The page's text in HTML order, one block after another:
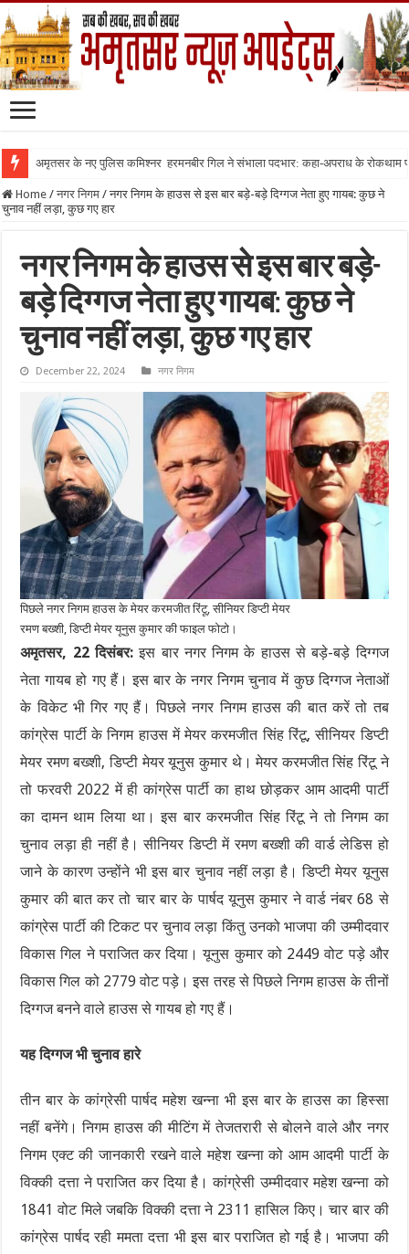
अमृतसर के नए पुलिस कमिश्नर हरमनबीर गिल ने संभाला पदभार: कहा-अपराध के रोकथाम
Home / नगर निगम / नगर निगम के हाउस से इस बार बड़े-बड़े दिग्गज नेता हुए गायब: कुछ ने
चुनाव नहीं लड़ा, कुछ गए हार
नगर निगम के हाउस से इस बार बड़े-
बड़े दिग्गज नेता हुए गायब: कुछ ने
चुनाव नहीं लड़ा, कुछ गए हार
December 22, 2024 नगर निगम
पिछले नगर निगम हाउस के मेयर करमजीत रिंटू, सीनियर डिप्टी मेयर
रमण बख्शी, डिप्टी मेयर यूनुस कुमार की फाइल फोटो।
अमृतसर, 22 दिसंबर:इस बार नगर निगम के हाउस से बड़े-बड़े दिग्गज
नेता गायब हो गए हैं। इस बार के नगर निगम चुनाव में कुछ दिग्गज नेताओं
के विकेट भी गिर गए हैं। पिछले नगर निगम हाउस की बात करें तो तब
कांग्रेस पार्टी के निगम हाउस में मेयर करमजीत सिंह रिंटू, सीनियर डिप्टी
मेयर रमण बख्शी, डिप्टी मेयर यूनुस कुमार थे। मेयर करमजीत सिंह रिंटू ने
तो फरवरी 2022 में ही कांग्रेस पार्टी का हाथ छोड़कर आम आदमी पार्टी
का दामन थाम लिया था। इस बार करमजीत सिंह रिंटू ने तो निगम का
चुनाव लड़ा ही नहीं है। सीनियर डिप्टी में रमण बख्शी की वार्ड लेडिस हो
जाने के कारण उन्होंने भी इस बार चुनाव नहीं लड़ा है। डिप्टी मेयर यूनुस
कुमार की बात कर तो चार बार के पार्षद यूनुस कुमार ने वार्ड नंबर 68 से
कांग्रेस पार्टी की टिकट पर चुनाव लड़ा किंतु उनको भाजपा की उम्मीदवार
विकास गिल ने पराजित कर दिया। यूनुस कुमार को 2449 वोट पड़े और
विकास गिल को 2779 वोट पड़े। इस तरह से पिछले निगम हाउस के तीनों
दिग्गज बनने वाले हाउस से गायब हो गए हैं।
यह दिग्गज भी चुनाव हारे
तीन बार के कांग्रेसी पार्षद महेश खन्ना भी इस बार के हाउस का हिस्सा
नहीं बनेंगे। निगम हाउस की मीटिंग में तेजतरारी से बोलने वाले और नगर
निगम एक्ट की जानकारी रखने वाले महेश खन्ना को आम आदमी पार्टी के
विक्की दत्ता ने पराजित कर दिया है। कांग्रेसी उम्मीदवार महेश खन्ना को
1841 वोट मिले जबकि विक्की दत्ता ने 2311 हासिल किए। चार बार की
कांग्रेस पार्षद रही ममता दत्ता भी इस बार पराजित हो गई है। भाजपा की